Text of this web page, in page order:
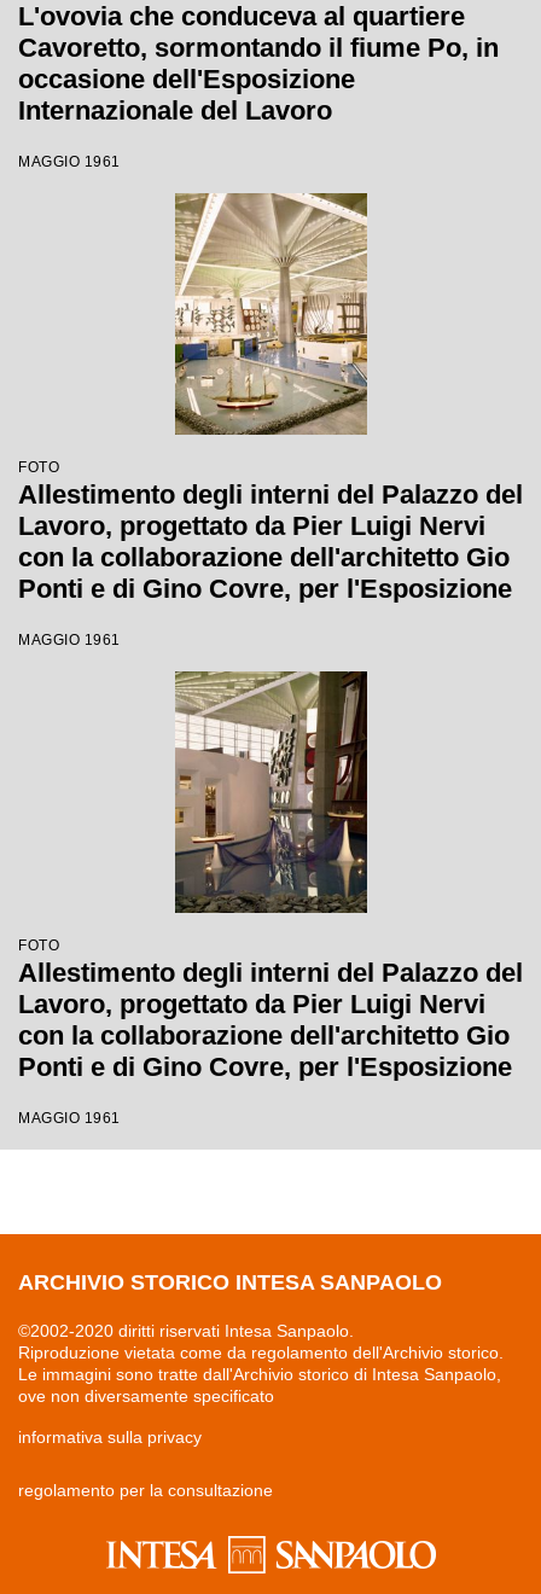
L'ovovia che conduceva al quartiere
Cavoretto, sormontando il fiume Po, in
occasione dell'Esposizione
Internazionale del Lavoro
MAGGIO 1961
FOTO
Allestimento degli interni del Palazzo del
Lavoro, progettato da Pier Luigi Nervi
con la collaborazione dell'architetto Gio
Ponti e di Gino Covre, per l'Esposizione
MAGGIO 1961
FOTO
Allestimento degli interni del Palazzo del
Lavoro, progettato da Pier Luigi Nervi
con la collaborazione dell'architetto Gio
Ponti e di Gino Covre, per l'Esposizione
MAGGIO 1961
ARCHIVIO STORICO INTESA SANPAOLO
©2002-2020 diritti riservati Intesa Sanpaolo.
Riproduzione vietata come da regolamento dell'Archivio storico.
Le immagini sono tratte dall'Archivio storico di Intesa Sanpaolo,
ove non diversamente specificato
informativa sulla privacy
regolamento per la consultazione